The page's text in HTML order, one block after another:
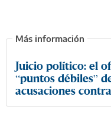
Juicio político: el
“puntos débiles”
acusaciones